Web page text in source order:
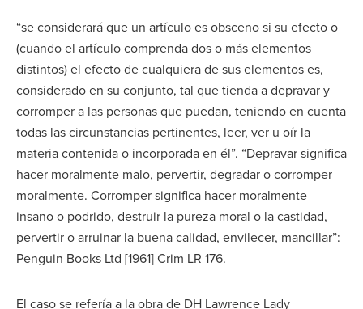
“se considerará que un artículo es obsceno si su efecto o
(cuando el artículo comprenda dos o más elementos
distintos) el efecto de cualquiera de sus elementos es,
considerado en su conjunto, tal que tienda a depravar y
corromper a las personas que puedan, teniendo en cuenta
todas las circunstancias pertinentes, leer, ver u oír la
materia contenida o incorporada en él”. “Depravar significa
hacer moralmente malo, pervertir, degradar o corromper
moralmente. Corromper significa hacer moralmente
insano o podrido, destruir la pureza moral o la castidad,
pervertir o arruinar la buena calidad, envilecer, mancillar”:
Penguin Books Ltd [1961] Crim LR 176.
El caso se refería a la obra de DH Lawrence Lady